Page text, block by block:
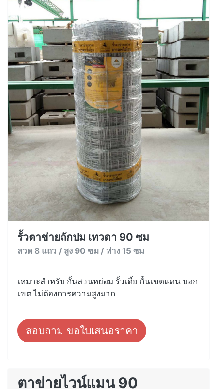
รั้วตาข่ายถักปม เทวดา 90 ซม
ลวด 8 แถว / สูง 90 ซม / ห่าง 15 ซม
เหมาะสำหรับ กั้นสวนหย่อม รั้วเตี้ย กั้นเขตแดน บอก
เขต ไม่ต้องการความสูงมาก
สอบถาม ขอใบเสนอราคา
ตาข่ายไวน์แมน 90